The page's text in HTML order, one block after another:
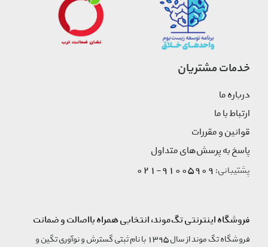
خدمات مشتریان
درباره ما
ارتباط با ما
قوانین و مقررات
پاسخ به پرسش‌های متداول
پشتیبانی:91005909-021
فروشگاه اینترنتی تگ‌موند، انتخابی همراه بااصالت و ضمانت
فروشگاه تگ موند از سال 1395 با نام ثبتی گسترش و نوآوری تگین و